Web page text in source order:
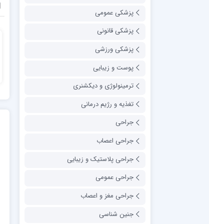
پزشکی عمومی
پزشکی قانونی
پزشکی ورزشی
پوست و زیبایی
ترمینولوژی و دیکشنری
تغذیه و رژیم درمانی
جراحی
جراحی اعصاب
جراحی پلاستیک و زیبایی
جراحی عمومی
جراحی مغز و اعصاب
جنین شناسی